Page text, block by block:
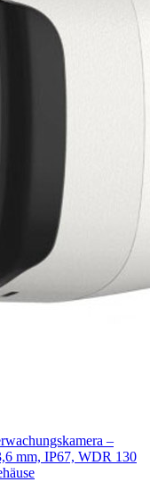
–
mm, IP67, WDR 130